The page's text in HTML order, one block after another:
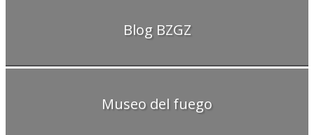
Blog BZGZ
Museo del fuego